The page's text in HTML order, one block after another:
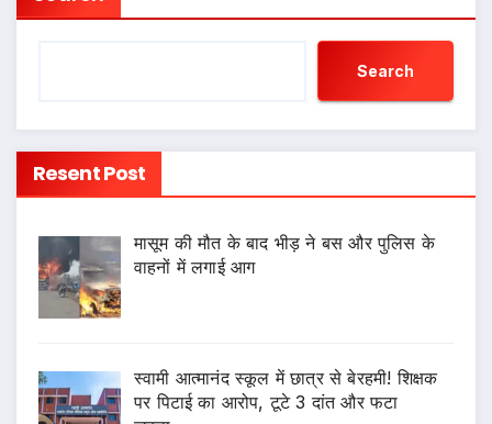
Search
Resent Post
मासूम की मौत के बाद भीड़ ने बस और पुलिस के
वाहनों में लगाई आग
स्वामी आत्मानंद स्कूल में छात्र से बेरहमी! शिक्षक
पर पिटाई का आरोप, टूटे 3 दांत और फटा